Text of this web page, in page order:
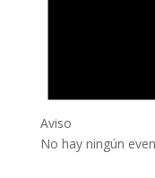
Aviso
No hay ningún